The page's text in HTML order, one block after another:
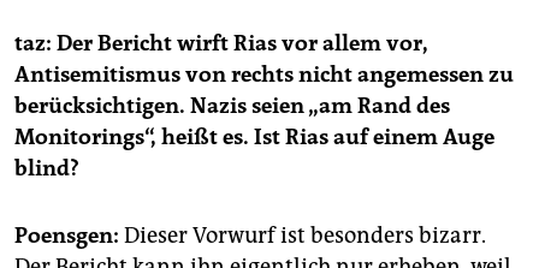
taz: Der Bericht wirft Rias vor allem vor,
Antisemitismus von rechts nicht angemessen zu
berücksichtigen. Nazis seien „am Rand des
Monitorings“, heißt es. Ist Rias auf einem Auge
blind?
Poensgen: Dieser Vorwurf ist besonders bizarr.